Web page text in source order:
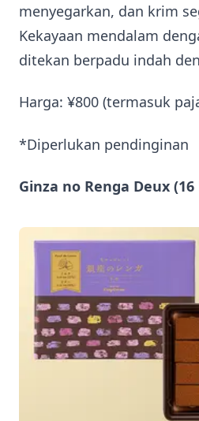
menyegarkan, dan krim
Kekayaan mendalam
ditekan berpadu indah
Harga: ¥800 (termasuk
*Diperlukan pendinginan
Ginza no Renga Deux